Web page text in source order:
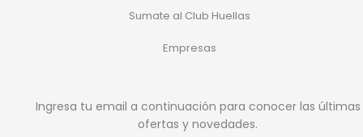
Sumate al Club Huellas
Empresas
Ingresa tu email a continuación para conocer las últimas
ofertas y novedades.